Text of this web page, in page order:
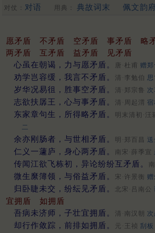
对仗： 对语 用典： 典故词末 佩文韵府
愿矛盾 不矛盾 空矛盾 事矛盾 略
两矛盾
互矛盾 益矛盾
见矛盾
心虽在朝谒，力与愿矛盾。
唐·杜甫 赠
劝学岂容缓，我言不矛盾。 清·李勉伯
岁华况易徂，胜事空矛盾。 清·郑宗鲁
志欲扶孱王，心与事矛盾。 清·周起渭
东家章句生，所得略矛盾。 明末清初·汪
二
余亦刚肠者，与世相矛盾。 明·郑百昌 送
仁义一蘧庐，身心两矛盾。 南宋·薛季宣
传闻江欲飞栋初，异论纷纷互矛盾。
微生縻簿领，与俗益矛盾。 宋·许景衡
归卧睫未交，纷纭见矛盾。 北宋·吕南公
宜拥盾
如拥盾
吾病未济师，子壮宜拥盾。
清·南汉朝
却行作敛踪，前排如拥盾。 元·王祯 刮板